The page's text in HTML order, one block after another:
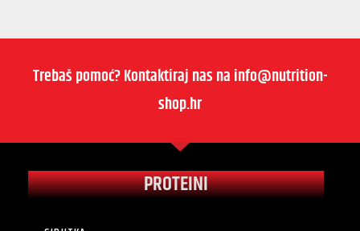
Trebaš pomoć? Kontaktiraj nas na info@nutrition-
shop.hr
PROTEINI